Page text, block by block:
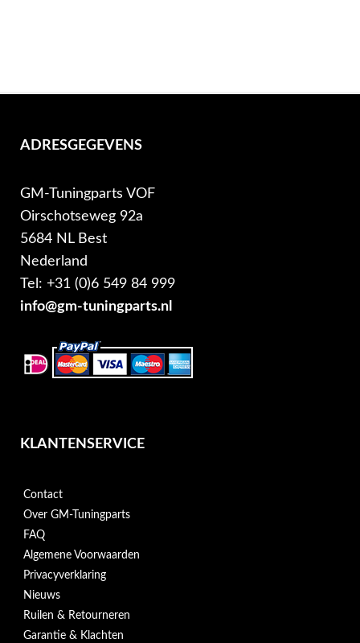
ADRESGEGEVENS
GM-Tuningparts VOF
Oirschotseweg 92a
5684 NL Best
Nederland
Tel: +31 (0)6 549 84 999
info@gm-tuningparts.nl
KLANTENSERVICE
Contact
Over GM-Tuningparts
FAQ
Algemene Voorwaarden
Privacyverklaring
Nieuws
Ruilen & Retourneren
Garantie & Klachten